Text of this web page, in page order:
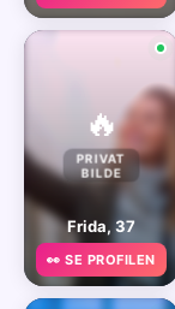
🔥
PRIVAT
BILDE
Frida, 37
👀 SE PROFILEN